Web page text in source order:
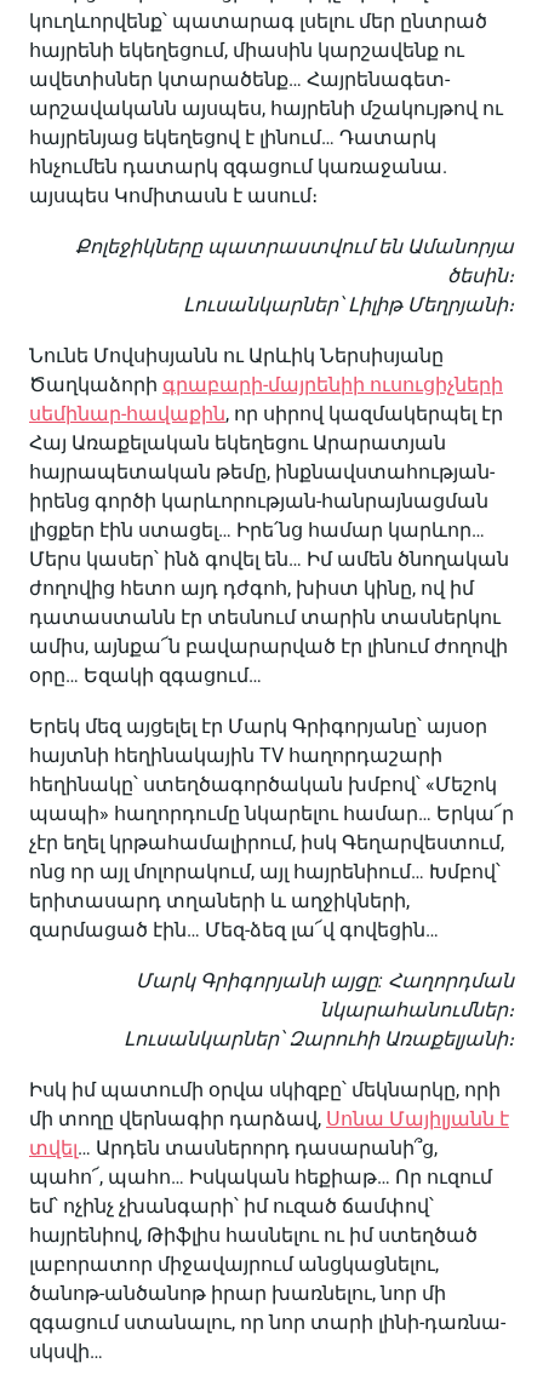
կուղևորվենք՝ պատարագ լսելու մեր ընտրած
հայրենի եկեղեցում, միասին կարշավենք ու
ավետիսներ կտարածենք… Հայրենագետ-
արշավականն այսպես, հայրենի մշակույթով ու
հայրենյաց եկեղեցով է լինում… Դատարկ
հնչումեն դատարկ զգացում կառաջանա.
այսպես Կոմիտասն է ասում։
Քոլեջիկները պատրաստվում են Ամանորյա
ծեսին։
Լուսանկարներ՝ Լիլիթ Մեղրյանի։
Նունե Մովսիսյանն ու Արևիկ Ներսիսյանը
Ծաղկաձորի գրաբարի-մայրենիի ուսուցիչների
սեմինար-հավաքին, որ սիրով կազմակերպել էր
Հայ Առաքելական եկեղեցու Արարատյան
հայրապետական թեմը, ինքնավստահության-
իրենց գործի կարևորության-հանրայնացման
լիցքեր էին ստացել… Իրե՛նց համար կարևոր…
Մերս կասեր՝ ինձ գովել են… Իմ ամեն ծնողական
ժողովից հետո այդ դժգոհ, խիստ կինը, ով իմ
դատաստանն էր տեսնում տարին տասներկու
ամիս, այնքա՜ն բավարարված էր լինում ժողովի
օրը… Եզակի զգացում…
Երեկ մեզ այցելել էր Մարկ Գրիգորյանը՝ այսօր
հայտնի հեղինակային TV հաղորդաշարի
հեղինակը՝ ստեղծագործական խմբով՝ «Մեշոկ
պապի» հաղորդումը նկարելու համար… Երկա՜ր
չէր եղել կրթահամալիրում, իսկ Գեղարվեստում,
ոնց որ այլ մոլորակում, այլ հայրենիում… Խմբով՝
երիտասարդ տղաների և աղջիկների,
զարմացած էին… Մեզ-ձեզ լա՜վ գովեցին…
Մարկ Գրիգորյանի այցը: Հաղորդման
նկարահանումներ։
Լուսանկարներ՝ Զարուհի Առաքելյանի։
Իսկ իմ պատումի օրվա սկիզբը՝ մեկնարկը, որի
մի տողը վերնագիր դարձավ, Սոնա Մայիլյանն է
տվել… Արդեն տասներորդ դասարանի՞ց,
պահո՜, պահո… Իսկական հեքիաթ… Որ ուզում
եմ՝ ոչինչ չխանգարի՝ իմ ուզած ճամփով՝
հայրենիով, Թիֆլիս հասնելու ու իմ ստեղծած
լաբորատոր միջավայրում անցկացնելու,
ծանոթ-անծանոթ իրար խառնելու, նոր մի
զգացում ստանալու, որ նոր տարի լինի-դառնա-
սկսվի…